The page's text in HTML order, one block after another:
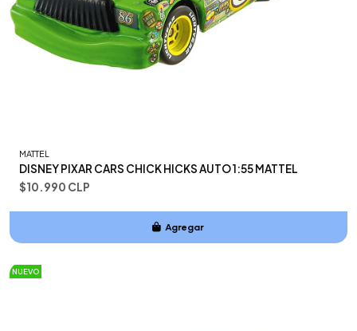
MATTEL
DISNEY PIXAR CARS CHICK HICKS AUTO 1:55 MATTEL
$10.990 CLP
Agregar
NUEVO